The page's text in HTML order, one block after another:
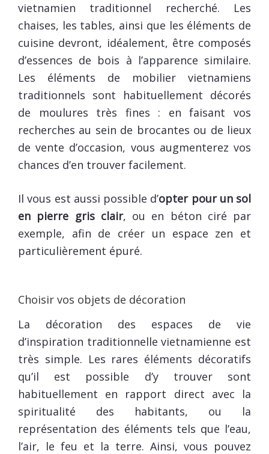
vietnamien traditionnel recherché. Les
chaises, les tables, ainsi que les éléments de
cuisine devront, idéalement, être composés
d’essences de bois à l’apparence similaire.
Les éléments de mobilier vietnamiens
traditionnels sont habituellement décorés
de moulures très fines : en faisant vos
recherches au sein de brocantes ou de lieux
de vente d’occasion, vous augmenterez vos
chances d’en trouver facilement.
Il vous est aussi possible d’opter pour un sol
en pierre gris clair, ou en béton ciré par
exemple, afin de créer un espace zen et
particulièrement épuré.
Choisir vos objets de décoration
La décoration des espaces de vie
d’inspiration traditionnelle vietnamienne est
très simple. Les rares éléments décoratifs
qu’il est possible d’y trouver sont
habituellement en rapport direct avec la
spiritualité des habitants, ou la
représentation des éléments tels que l’eau,
l’air, le feu et la terre. Ainsi, vous pouvez